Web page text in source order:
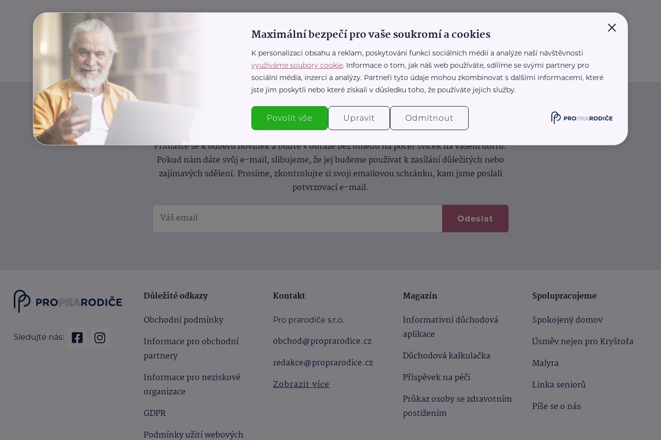
Informace(nejen)pro prarodiče
Přihlaste se k odběru novinek a buďte v obraze bez ohledu na počet svíček na vašem dortu.
Pokud nám dáte svůj e-mail, slibujeme, že jej budeme používat k zasílání důležitých nebo
zajímavých sdělení. Prosíme, zkontrolujte si svoji emailovou schránku, kam jsme poslali
potvrzovací e-mail.
Odeslat
Sledujte nás:
Důležité odkazy
Obchodní podmínky
Informace pro obchodní
partnery
Informace pro neziskové
organizace
GDPR
Podmínky užití webových
Kontakt
Pro prarodiče s.r.o.
obchod@proprarodice.cz
redakce@proprarodice.cz
Zobrazit více
Magazín
Informativní důchodová
aplikace
Důchodová kalkulačka
Příspěvek na péči
Průkaz osoby se zdravotním
postižením
Spolupracujeme
Spokojený domov
Úsměv nejen pro Kryštofa
Malyra
Linka seniorů
Píše se o nás
×
Maximální bezpečí pro vaše soukromí a cookies
K personalizaci obsahu a reklam, poskytování funkcí sociálních médií a analýze naší návštěvnosti
využíváme soubory cookie. Informace o tom, jak náš web používáte, sdílíme se svými partnery pro
sociální média, inzerci a analýzy. Partneři tyto údaje mohou zkombinovat s dalšími informacemi, které
jste jim poskytli nebo které získali v důsledku toho, že používáte jejich služby.
Povolit vše Upravit Odmítnout